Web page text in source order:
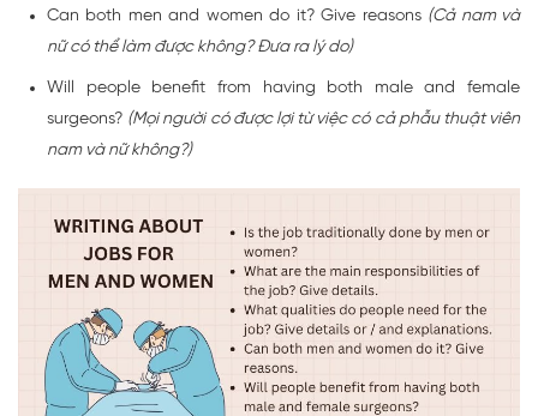
Can both men and women do it? Give reasons (Cả nam và
nữ có thể làm được không? Đưa ra lý do)
Will people benefit from having both male and female
surgeons? (Mọi người có được lợi từ việc có cả phẫu thuật viên
nam và nữ không?)